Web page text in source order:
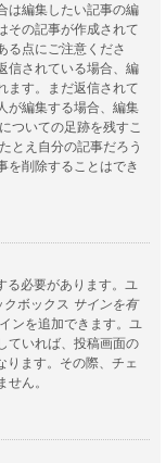
は編集したい記事の編
その記事が作成されて
る点にご注意くださ
信されている場合、編
ます。まだ返信されて
が編集する場合、編集
ついての足跡を残すこ
とえ自分の記事だろう
を削除することはでき
る必要があります。ユ
ボックス サインを有
ンを追加できます。ユ
ていれば、投稿画面の
ります。その際、チェ
ん。